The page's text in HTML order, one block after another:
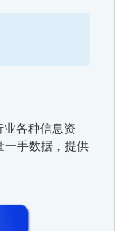
各种信息资
一手数据，提供